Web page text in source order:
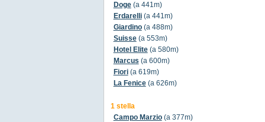
Doge(a 441m)
Erdarelli(a 441m)
Giardino(a 488m)
Suisse(a 553m)
Hotel Elite(a 580m)
Marcus (a 600m)
Fiori(a 619m)
La Fenice(a 626m)
1 stella
Campo Marzio(a 377m)